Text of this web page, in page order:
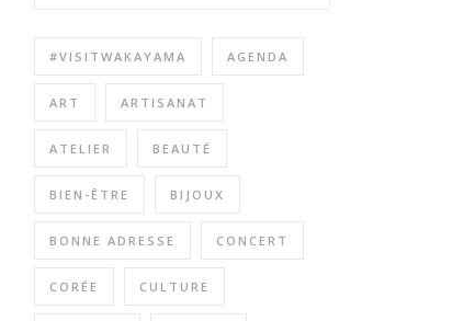
#VISITWAKAYAMA AGENDA
ART ARTISANAT
ATELIER BEAUTÉ
BIEN-ÊTRE BIJOUX
BONNE ADRESSE CONCERT
CORÉE CULTURE